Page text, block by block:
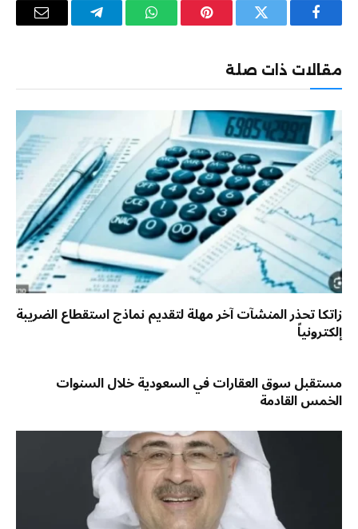
فيسبوك تويتر بينتيريستواتساب تيلقرام
البريد
مقالات ذات صلة
زاتكا تحذر المنشآت آخر مهلة لتقديم نماذج استقطاع الضريبة
إلكترونياً
مستقبل سوق العقارات في السعودية خلال السنوات
الخمس القادمة